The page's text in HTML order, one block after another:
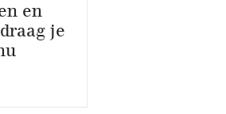
en
je